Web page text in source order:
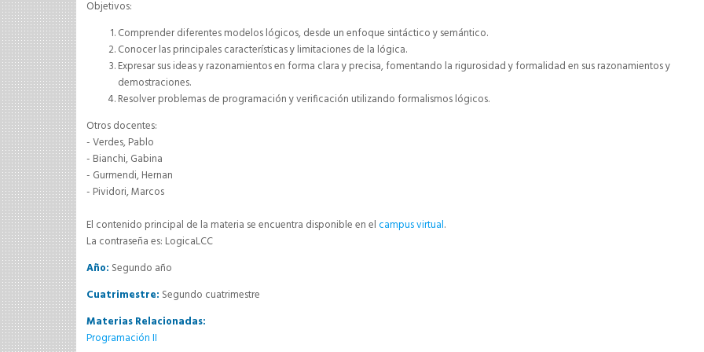
Objetivos:
Comprender diferentes modelos lógicos, desde un enfoque sintáctico y semántico.
Conocer las principales características y limitaciones de la lógica.
Expresar sus ideas y razonamientos en forma clara y precisa, fomentando la rigurosidad y formalidad en sus razonamientos y
demostraciones.
Resolver problemas de programación y verificación utilizando formalismos lógicos.
Otros docentes:
- Verdes, Pablo
- Bianchi, Gabina
- Gurmendi, Hernan
- Pividori, Marcos
El contenido principal de la materia se encuentra disponible en el campus virtual.
La contraseña es: LogicaLCC
Año: Segundo año
Cuatrimestre: Segundo cuatrimestre
Materias Relacionadas:
Programación II